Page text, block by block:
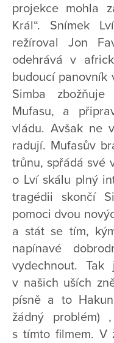
projekce mohla
Král“. Snímek
režíroval Jon
odehrává v
budoucí panovník
Simba
Mufasu, a
vládu. Avšak ne
radují. Mufasův
trůnu, spřádá své
o Lví skálu plný
tragédii skončí
pomoci dvou
a stát se tím,
napínavé
vydechnout.
v našich uších
písně a to
žádný problém)
s tímto filmem. V